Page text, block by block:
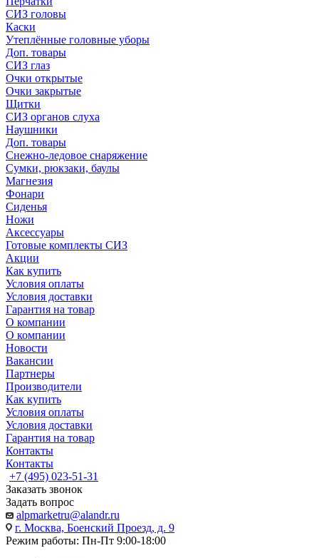
СИЗ головы
Каски
Утеплённые головные уборы
Доп. товары
СИЗ глаз
Очки открытые
Очки закрытые
Щитки
СИЗ органов слуха
Наушники
Доп. товары
Снежно-ледовое снаряжение
Сумки, рюкзаки, баулы
Магнезия
Фонари
Сиденья
Ножи
Аксессуары
Готовые комплекты СИЗ
Акции
Как купить
Условия оплаты
Условия доставки
Гарантия на товар
О компании
О компании
Новости
Вакансии
Партнеры
Производители
Как купить
Условия оплаты
Условия доставки
Гарантия на товар
Контакты
Контакты
+7 (495) 023-51-31
Заказать звонок
Задать вопрос
alpmarketru@alandr.ru
г. Москва, Боенский Проезд, д. 9
Режим работы: Пн-Пт 9:00-18:00